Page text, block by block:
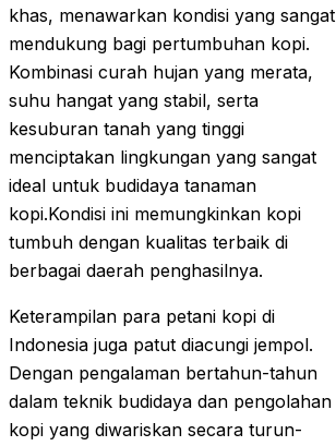
khas, menawarkan kondisi yang sangat
mendukung bagi pertumbuhan kopi.
Kombinasi curah hujan yang merata,
suhu hangat yang stabil, serta
kesuburan tanah yang tinggi
menciptakan lingkungan yang sangat
ideal untuk budidaya tanaman
kopi.Kondisi ini memungkinkan kopi
tumbuh dengan kualitas terbaik di
berbagai daerah penghasilnya.
Keterampilan para petani kopi di
Indonesia juga patut diacungi jempol.
Dengan pengalaman bertahun-tahun
dalam teknik budidaya dan pengolahan
kopi yang diwariskan secara turun-